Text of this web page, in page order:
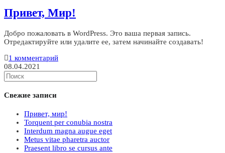
Привет, Мир!
Добро пожаловать в WordPress. Это ваша первая запись.
Отредактируйте или удалите ее, затем начинайте создавать!
1 комментарий
08.04.2021
Search
this
website
Свежие записи
Привет, мир!
Torquent per conubia nostra
Interdum magna augue eget
Metus vitae pharetra auctor
Praesent libro se cursus ante